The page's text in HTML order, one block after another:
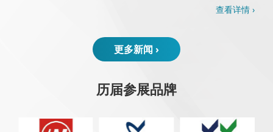
查看详情 ›
更多新闻 ›
历届参展品牌